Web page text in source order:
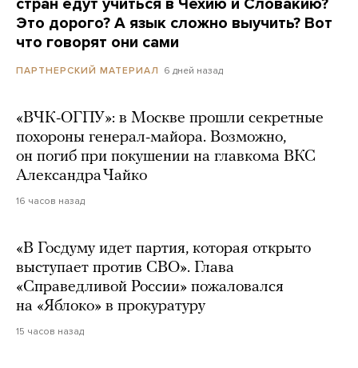
Это дорого? А язык сложно выучить? Вот
что говорят они сами
ПАРТНЕРСКИЙ МАТЕРИАЛ 6 дней назад
«ВЧК-ОГПУ»: в Москве прошли секретные
похороны генерал-майора. Возможно,
он погиб при покушении на главкома ВКС
Александра Чайко
16 часов назад
«В Госдуму идет партия, которая открыто
выступает против СВО». Глава
«Справедливой России» пожаловался
на «Яблоко» в прокуратуру
15 часов назад